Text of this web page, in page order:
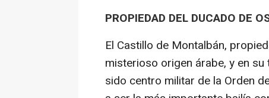
PROPIEDAD DEL DUCADO DE
El Castillo de Montalbán,
misterioso origen árabe, y en
sido centro militar de la Orden